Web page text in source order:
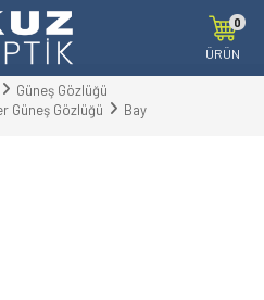
0
ÜRÜN
Güneş Gözlüğü
Güneş Gözlüğü
Bay